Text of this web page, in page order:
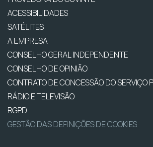
ACESSIBILIDADES
SATÉLITES
A EMPRESA
CONSELHO GERAL INDEPENDENTE
CONSELHO DE OPINIÃO
CONTRATO DE CONCESSÃO DO SERVIÇO
RÁDIO E TELEVISÃO
RGPD
GESTÃO DAS DEFINIÇÕES DE COOKIES